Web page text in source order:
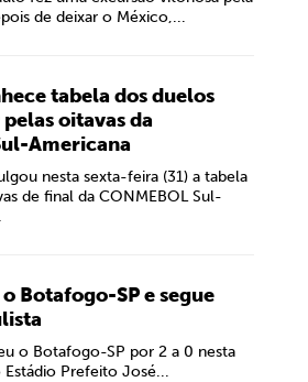
de deixar o México,...
tabela dos duelos
oitavas da
Americana
nesta sexta-feira (31) a tabela
de final da CONMEBOL Sul-
Botafogo-SP e segue
o Botafogo-SP por 2 a 0 nesta
Prefeito José...